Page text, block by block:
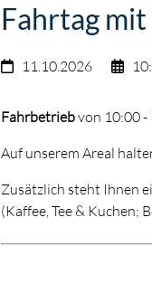
Fahrtag
11.10.2026
Fahrbetriebvon 10:00 -
Auf unserem Areal
Zusätzlich steht Ihnen
(Kaffee, Tee & Kuchen;